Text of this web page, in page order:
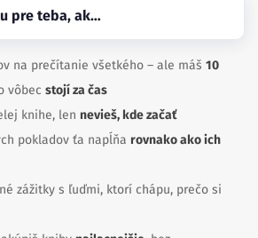
pre teba, ak…
na prečítanie všetkého – ale máš 10
vôbec stojí za čas
knihe, len nevieš, kde začať
pokladov ťa napĺňa rovnako ako ich
zážitky s ľuďmi, ktorí chápu, prečo si